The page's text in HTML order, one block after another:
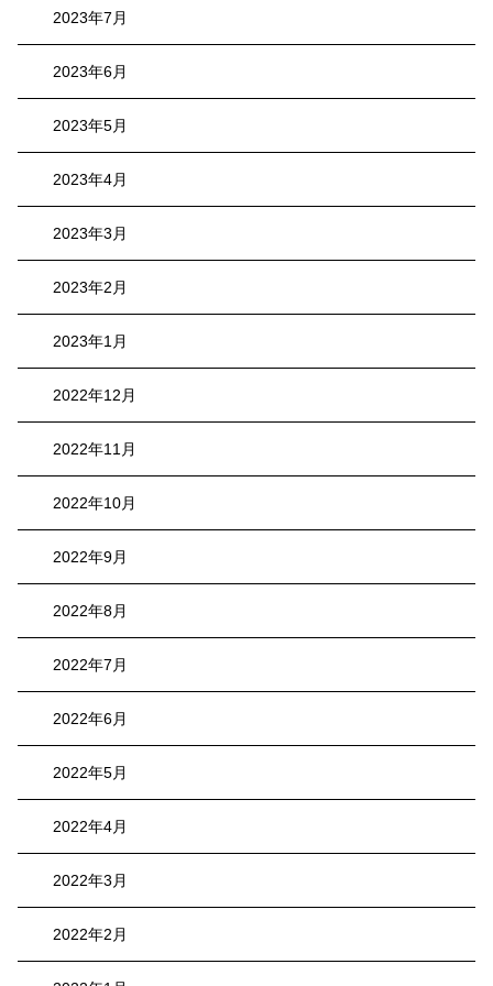
2023年7月
2023年6月
2023年5月
2023年4月
2023年3月
2023年2月
2023年1月
2022年12月
2022年11月
2022年10月
2022年9月
2022年8月
2022年7月
2022年6月
2022年5月
2022年4月
2022年3月
2022年2月